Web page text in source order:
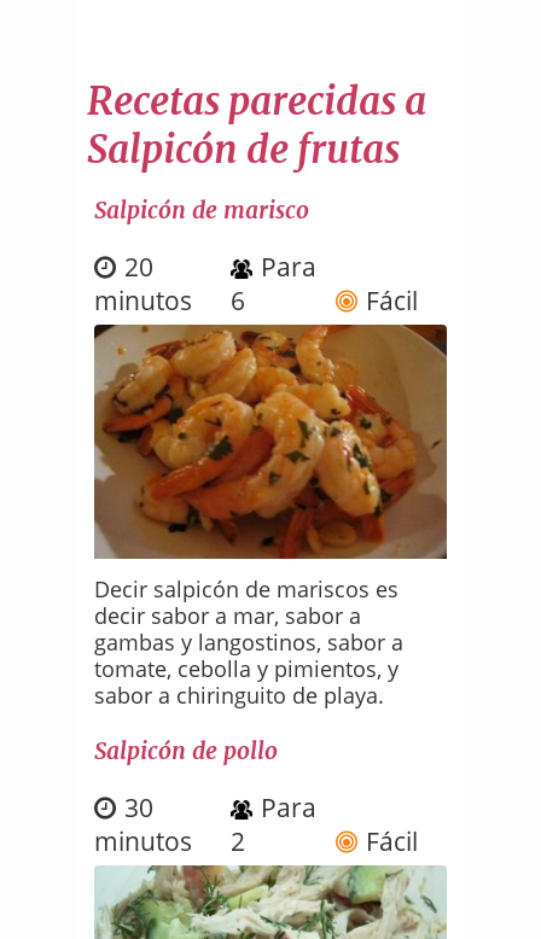
Recetas parecidas a
Salpicón de frutas
Salpicón de marisco
20
minutos
Para
6
Fácil
Decir salpicón de mariscos es
decir sabor a mar, sabor a
gambas y langostinos, sabor a
tomate, cebolla y pimientos, y
sabor a chiringuito de playa.
Salpicón de pollo
30
minutos
Para
2
Fácil